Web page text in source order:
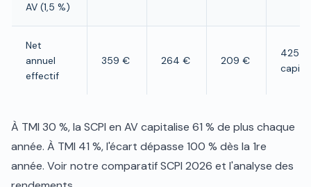
AV (1,5 %)
Net
annuel
effectif
359 € 264 € 209 €
425 €
À TMI 30 %, la SCPI en AV capitalise 61 % de plus chaque
année. À TMI 41 %, l'écart dépasse 100 % dès la 1re
année. Voir notre comparatif SCPI 2026 et l'analyse des